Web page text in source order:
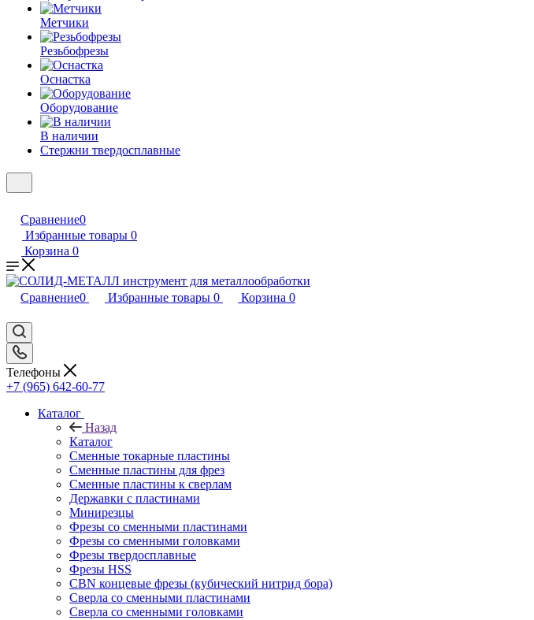
Метчики
Резьбофрезы
Оснастка
Оборудование
В наличии
Стержни твердосплавные
Сравнение0
Избранные товары 0
Корзина 0
Сравнение0 Избранные товары 0 Корзина 0
Телефоны
+7 (965) 642-60-77
Каталог
Назад
Каталог
Сменные токарные пластины
Сменные пластины для фрез
Сменные пластины к сверлам
Державки с пластинами
Минирезцы
Фрезы со сменными пластинами
Фрезы со сменными головками
Фрезы твердосплавные
Фрезы HSS
CBN концевые фрезы (кубический нитрид бора)
Сверла со сменными пластинами
Сверла со сменными головками